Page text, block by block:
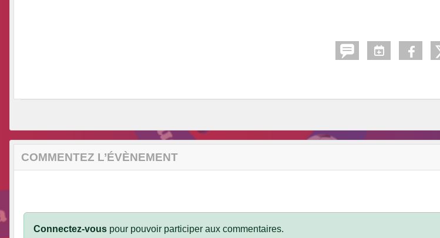
COMMENTEZ L’ÉVÈNEMENT
Connectez-vous pour pouvoir participer aux commentaires.